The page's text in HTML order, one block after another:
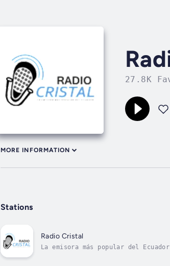
27.8K
MORE INFORMATION
Stations
Radio Cristal
La emisora más popular del Ecuador